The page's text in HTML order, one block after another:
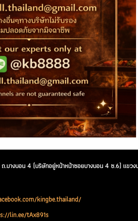
ถ.บางบอน 4 (บริษัทอยู่หน้าหน้าซอยบางบอน 4 ซ.6) แขวง
kingbe.thailand/
lin.ee/tAx891s